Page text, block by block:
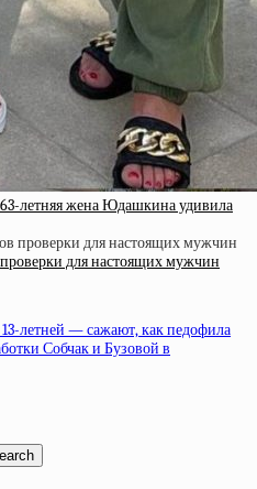
летняя жена Юдашкина удивила
проверки для настоящих мужчин
летней — сажают, как педофила
Собчак и Бузовой в